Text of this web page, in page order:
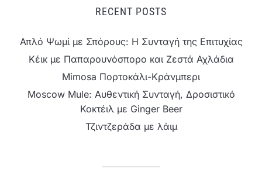
RECENT POSTS
Απλό Ψωμί με Σπόρους: Η Συνταγή της Επιτυχίας
Κέικ με Παπαρουνόσπορο και Ζεστά Αχλάδια
Mimosa Πορτοκάλι-Κράνμπερι
Moscow Mule: Αυθεντική Συνταγή, Δροσιστικό
Κοκτέιλ με Ginger Beer
Τζιντζεράδα με λάιμ